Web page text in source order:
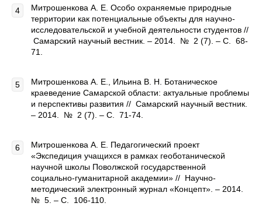
Митрошенкова А. Е. Особо охраняемые природные
территории как потенциальные объекты для научно-
исследовательской и учебной деятельности студентов //
Самарский научный вестник. – 2014. № 2 (7). – С. 68-
71.
Митрошенкова А. Е., Ильина В. Н. Ботаническое
краеведение Самарской области: актуальные проблемы
и перспективы развития // Самарский научный вестник.
– 2014. № 2 (7). – С. 71-74.
Митрошенкова А. Е. Педагогический проект
«Экспедиция учащихся в рамках геоботанической
научной школы Поволжской государственной
социально-гуманитарной академии» // Научно-
методический электронный журнал «Концепт». – 2014.
№ 5. – С. 106-110.